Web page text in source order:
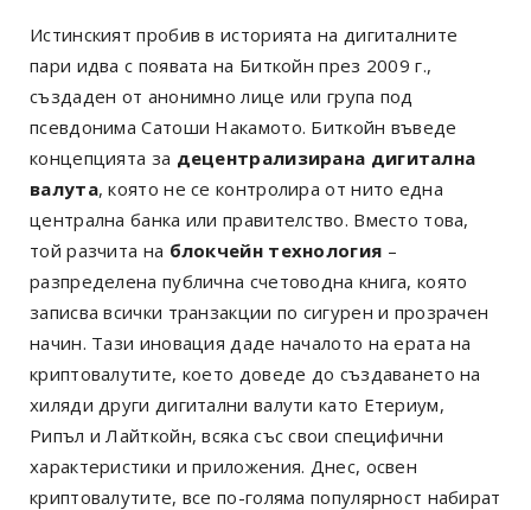
Истинският пробив в историята на дигиталните
пари идва с появата на Биткойн през 2009 г.,
създаден от анонимно лице или група под
псевдонима Сатоши Накамото. Биткойн въведе
концепцията за децентрализирана дигитална
валута, която не се контролира от нито една
централна банка или правителство. Вместо това,
той разчита на блокчейн технология –
разпределена публична счетоводна книга, която
записва всички транзакции по сигурен и прозрачен
начин. Тази иновация даде началото на ерата на
криптовалутите, което доведе до създаването на
хиляди други дигитални валути като Етериум,
Рипъл и Лайткойн, всяка със свои специфични
характеристики и приложения. Днес, освен
криптовалутите, все по-голяма популярност набират